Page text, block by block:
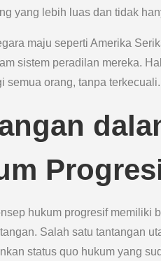
yang lebih luas dan tidak
maju seperti Amerika
sistem peradilan mereka.
semua orang, tanpa terkecuali.
hukum progresif memiliki
Salah satu tantangan
status quo hukum yang